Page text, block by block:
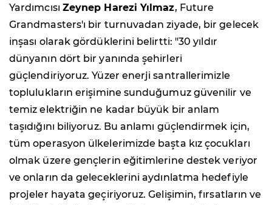
Yardımcısı Zeynep Harezi Yılmaz, Future
Grandmasters'ı bir turnuvadan ziyade, bir gelecek
inşası olarak gördüklerini belirtti: "30 yıldır
dünyanın dört bir yanında şehirleri
güçlendiriyoruz. Yüzer enerji santrallerimizle
toplulukların erişimine sunduğumuz güvenilir ve
temiz elektriğin ne kadar büyük bir anlam
taşıdığını biliyoruz. Bu anlamı güçlendirmek için,
tüm operasyon ülkelerimizde başta kız çocukları
olmak üzere gençlerin eğitimlerine destek veriyor
ve onların da geleceklerini aydınlatma hedefiyle
projeler hayata geçiriyoruz. Gelişimin, fırsatların ve